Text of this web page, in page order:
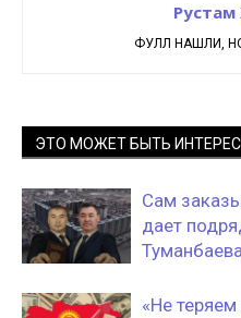
ФУЛЛ НАШЛИ,
ЭТО МОЖЕТ БЫТЬ
Сам
дает
«Не